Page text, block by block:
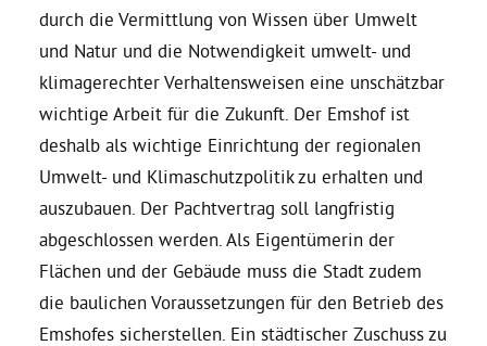
durch die Vermittlung von Wissen über Umwelt
und Natur und die Notwendigkeit umwelt- und
klimagerechter Verhaltensweisen eine unschätzbar
wichtige Arbeit für die Zukunft. Der Emshof ist
deshalb als wichtige Einrichtung der regionalen
Umwelt- und Klimaschutzpolitik zu erhalten und
auszubauen. Der Pachtvertrag soll langfristig
abgeschlossen werden. Als Eigentümerin der
Flächen und der Gebäude muss die Stadt zudem
die baulichen Voraussetzungen für den Betrieb des
Emshofes sicherstellen. Ein städtischer Zuschuss zu